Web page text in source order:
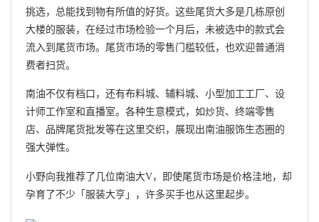
挑选，总能找到物有所值的好货。这些尾货大多是几栋原创
大楼的服装，在经过市场检验一个月后，未被选中的款式会
流入到尾货市场。尾货市场的零售门槛较低，也欢迎普通消
费者扫货。
南油不仅有档口，还有布料城、辅料城、小型加工工厂、设
计师工作室和直播室。各种生意模式，如炒货、终端零售
店、品牌尾货批发等在这里交织，展现出南油服饰生态圈的
强大弹性。
小野向我推荐了几位南油大V，即使尾货市场是价格洼地，却
孕育了不少「服装大亨」，许多买手也从这里起步。